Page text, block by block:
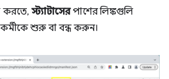
করতে,স্ট্যাটাসেরপাশের লিঙ্কগুলি
শুরু বা বন্ধ করুন।